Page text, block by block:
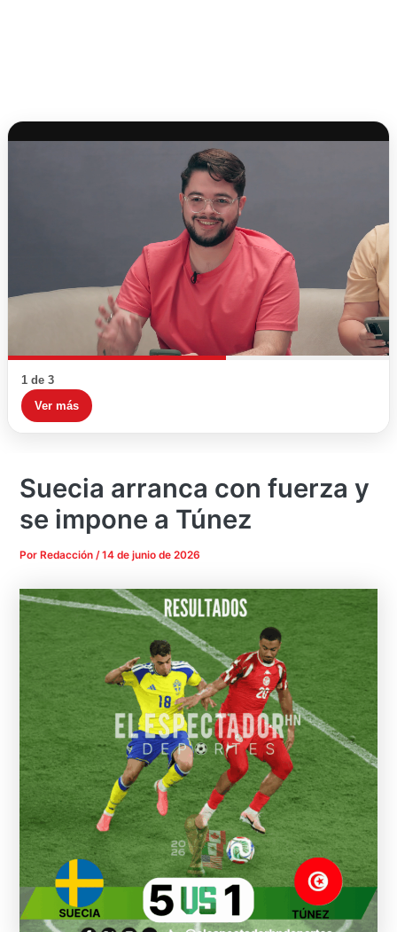
1 de 3
Ver más
Suecia arranca con fuerza y
se impone a Túnez
Por Redacción/14 de junio de 2026